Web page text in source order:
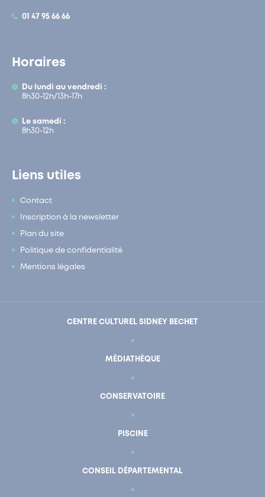
01 47 95 66 66
Horaires
Du lundi au vendredi :
8h30-12h/13h-17h
Le samedi :
8h30-12h
Liens utiles
Contact
Inscription à la newsletter
Plan du site
Politique de confidentialité
Mentions légales
CENTRE CULTUREL SIDNEY BECHET
MÉDIATHÈQUE
CONSERVATOIRE
PISCINE
CONSEIL DÉPARTEMENTAL